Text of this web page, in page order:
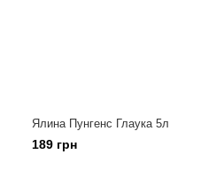
Ялина Пунгенс Глаука 5л
189 грн